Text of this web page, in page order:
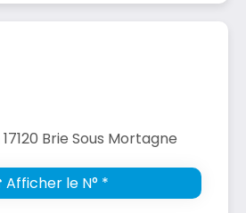
Brie Sous Mortagne
le N° *